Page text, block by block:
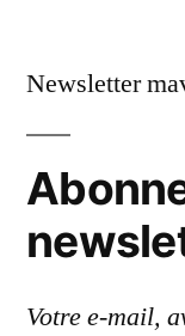
Newsletter
Votre e-mail,